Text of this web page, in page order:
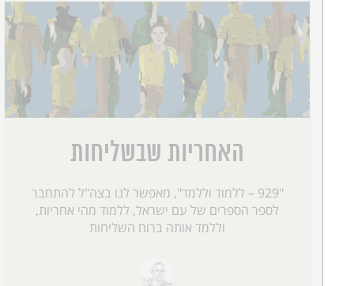
האחריות שבשליחות
"929 – ללמוד וללמד", מאפשר לנו בצה"ל להתחבר
לספר הספרים של עם ישראל, ללמוד מהי אחריות,
וללמד אותה ברוח השליחות